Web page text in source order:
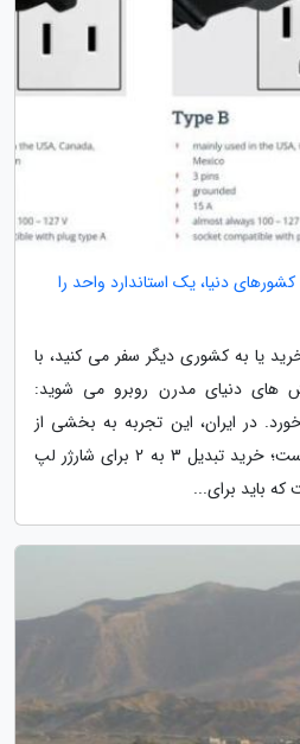
دنیا، یک استاندارد واحد را
یا به کشوری دیگر سفر می کنید، با
های دنیای مدرن روبرو می شوید:
در ایران، این تجربه به بخشی از
روتین زندگی ما تبدیل شده است؛ خرید تبدیل 3 به 2 برای شارژر لپ
که باید برای...